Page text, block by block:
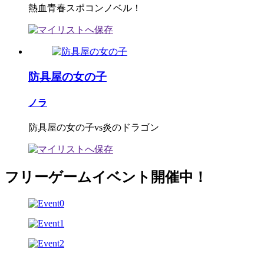
熱血青春スポコンノベル！
防具屋の女の子
ノラ
防具屋の女の子vs炎のドラゴン
フリーゲームイベント開催中！